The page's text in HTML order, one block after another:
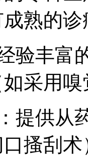
熟的
验丰富
采用
提供从
搔刮